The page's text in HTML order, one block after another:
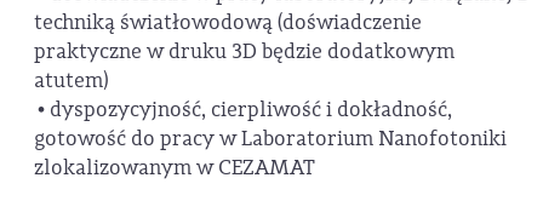
techniką światłowodową (doświadczenie
praktyczne w druku 3D będzie dodatkowym
atutem)
• dyspozycyjność, cierpliwość i dokładność,
gotowość do pracy w Laboratorium Nanofotoniki
zlokalizowanym w CEZAMAT